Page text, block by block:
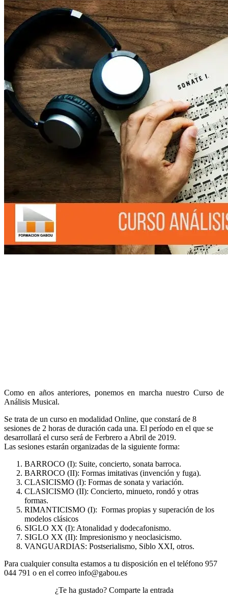
Como en años anteriores, ponemos en marcha nuestro Curso de
Análisis Musical.
Se trata de un curso en modalidad Online, que constará de 8
sesiones de 2 horas de duración cada una. El período en el que se
desarrollará el curso será de Ferbrero a Abril de 2019.
Las sesiones estarán organizadas de la siguiente forma:
BARROCO (I): Suite, concierto, sonata barroca.
BARROCO (II): Formas imitativas (invención y fuga).
CLASICISMO (I): Formas de sonata y variación.
CLASICISMO (II): Concierto, minueto, rondó y otras
formas.
RIMANTICISMO (I): Formas propias y superación de los
modelos clásicos
SIGLO XX (I): Atonalidad y dodecafonismo.
SIGLO XX (II): Impresionismo y neoclasicismo.
VANGUARDIAS: Postserialismo, Siblo XXI, otros.
Para cualquier consulta estamos a tu disposición en el teléfono 957
044 791 o en el correo info@gabou.es
¿Te ha gustado? Comparte la entrada